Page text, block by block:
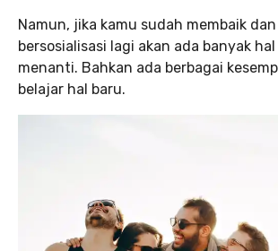
Namun, jika kamu sudah membaik
bersosialisasi lagi akan ada banyak
menanti. Bahkan ada berbagai
belajar hal baru.